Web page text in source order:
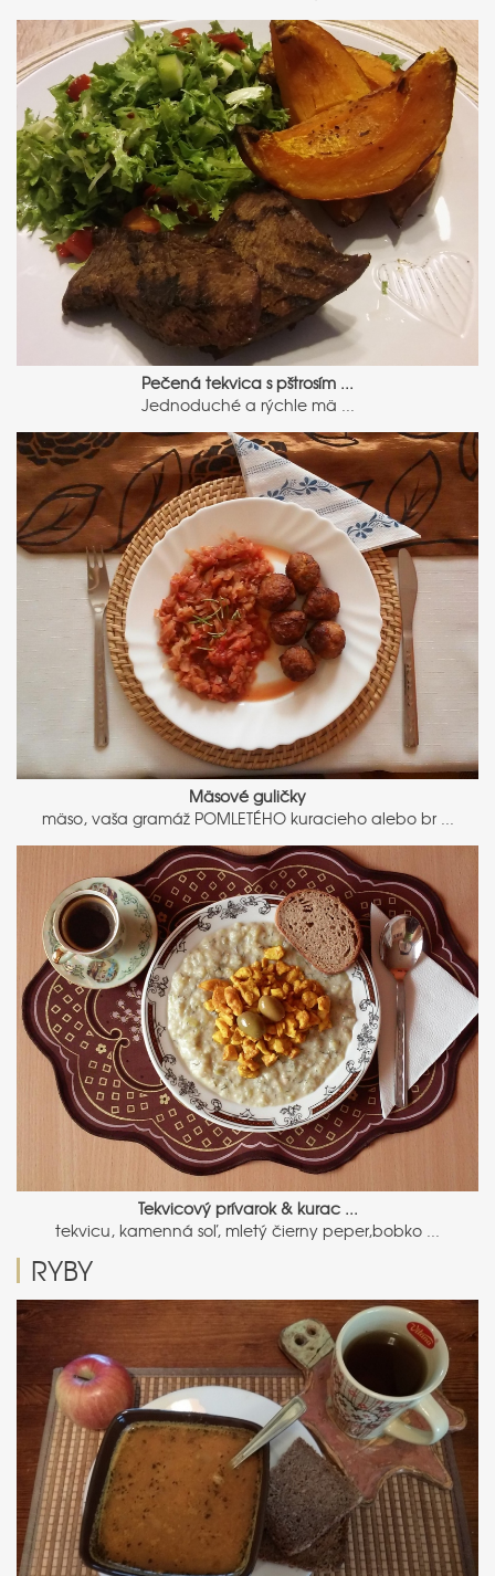
Pečená tekvica s pštrosím ...
Jednoduché a rýchle mä ...
Mäsové guličky
mäso, vaša gramáž POMLETÉHO kuracieho alebo br ...
Tekvicový prívarok & kurac ...
tekvicu, kamenná soľ, mletý čierny peper,bobko ...
RYBY